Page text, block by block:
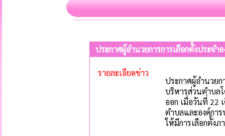
ประกาศผู้อำนวยการการเลือกตั้งประจ
รายละเอียดข่าว
ประกาศผู้อำนวยก
บริหารส่วนตำบล
ออก เมื่อวันที่ 22
ตำบลและองค์กา
ให้มีการเลือกตั้ง